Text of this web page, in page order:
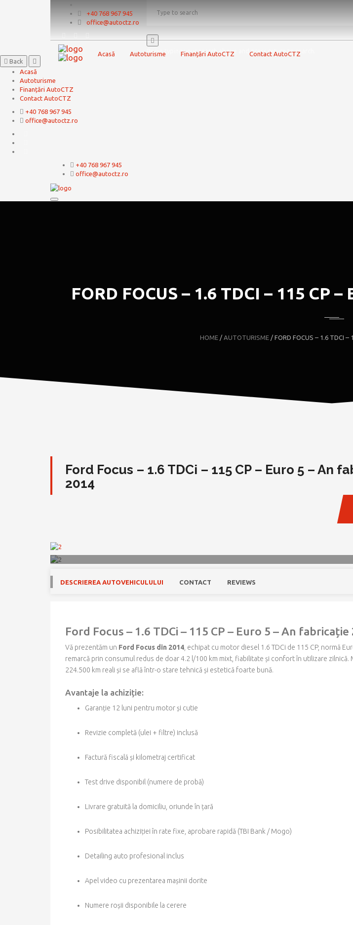
Begin typing your search above and press return to search.
Back
Acasă
Autoturisme
Finanțări AutoCTZ
Contact AutoCTZ
+40 768 967 945
office@autoctz.ro
+40 768 967 945
office@autoctz.ro
+40 768 967 945
office@autoctz.ro
Acasă Autoturisme Finanțări AutoCTZ Contact AutoCTZ
FORD FOCUS – 1.6 TDCI – 115 CP
HOME/ AUTOTURISME/ FORD FOCUS – 1.6 TDCI –
Ford Focus – 1.6 TDCi – 115 CP – Euro 5 – An
2014
DESCRIEREA AUTOVEHICULULUI CONTACT REVIEWS
Ford Focus – 1.6 TDCi – 115 CP – Euro 5 – An fabricație
Vă prezentăm un Ford Focus din 2014 , echipat cu motor diesel 1.6 TDCi de 115 CP, normă
remarcă prin consumul redus de doar 4.2 l/100 km mixt, fiabilitate și confort în utilizare zilnică.
224.500 km reali și se află într-o stare tehnică și estetică foarte bună.
Avantaje la achiziție:
Garanție 12 luni pentru motor și cutie
Revizie completă (ulei + filtre) inclusă
Factură fiscală și kilometraj certificat
Test drive disponibil (numere de probă)
Livrare gratuită la domiciliu, oriunde în țară
Posibilitatea achiziției în rate fixe, aprobare rapidă (TBI Bank / Mogo)
Detailing auto profesional inclus
Apel video cu prezentarea mașinii dorite
Numere roșii disponibile la cerere